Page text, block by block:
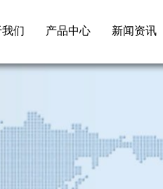
们 产品中心 新闻资讯